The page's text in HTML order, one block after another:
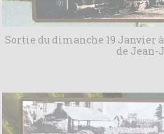
Sortie du dimanche 19 Janvier
de Jean-